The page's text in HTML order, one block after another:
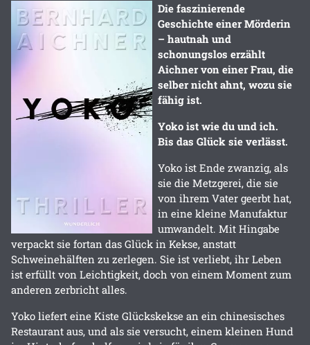
Die faszinierende
Geschichte einer Mörderin
– hautnah und
schonungslos erzählt
Aichner von einer Frau, die
selber nicht ahnt, wozu sie
fähig ist.
Yoko ist wie du und ich.
Bis das Glück sie verlässt.
Yoko ist Ende zwanzig, als
sie die Metzgerei, die sie
von ihrem Vater geerbt hat,
in eine kleine Manufaktur
umwandelt. Mit Hingabe
verpackt sie fortan das Glück in Kekse, anstatt
Schweinehälften zu zerlegen. Sie ist verliebt, ihr Leben
ist erfüllt von Leichtigkeit, doch von einem Moment zum
anderen zerbricht alles.
Yoko liefert eine Kiste Glückskekse an ein chinesisches
Restaurant aus, und als sie versucht, einem kleinen Hund